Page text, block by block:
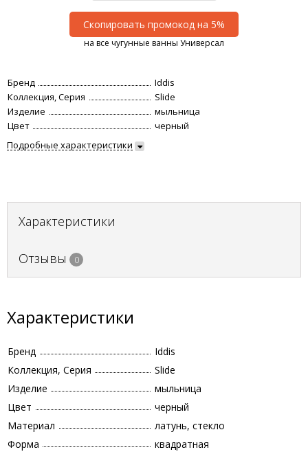
Скопировать промокод на 5%
на все чугунные ванны Универсал
Бренд
Iddis
Коллекция, Серия
Slide
Изделие
мыльница
Цвет
черный
Подробные характеристики
Характеристики
Отзывы 0
Характеристики
Бренд
Iddis
Коллекция, Серия
Slide
Изделие
мыльница
Цвет
черный
Материал
латунь, стекло
Форма
квадратная